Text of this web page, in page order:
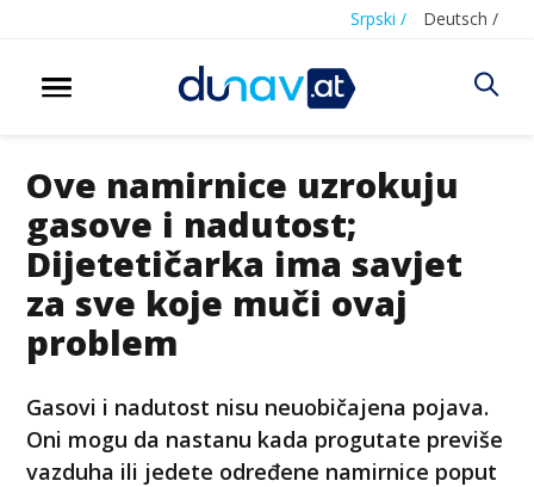
Srpski / Deutsch /
Ove namirnice uzrokuju
gasove i nadutost;
Dijetetičarka ima savjet
za sve koje muči ovaj
problem
Gasovi i nadutost nisu neuobičajena pojava.
Oni mogu da nastanu kada progutate previše
vazduha ili jedete određene namirnice poput